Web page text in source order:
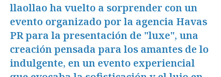
llaollao ha vuelto a sorprender con un
evento organizado por la agencia Havas
PR para la presentación de "luxe", una
creación pensada para los amantes de lo
indulgente, en un evento experiencial